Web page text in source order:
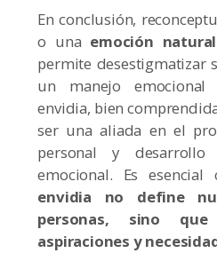
En conclusión,
o una emoción
permite desestigmatizar
un manejo emocional
envidia, bien
ser una aliada en el
personal y
emocional. Es esencial
envidia no define
personas, sino
aspiraciones y